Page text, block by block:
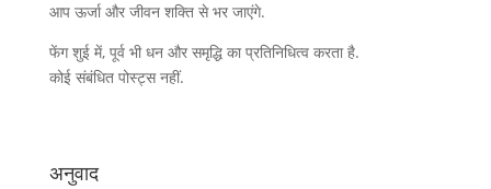
आप ऊर्जा और जीवन शक्ति से भर जाएंगे.
फेंग शुई में, पूर्व भी धन और समृद्धि का प्रतिनिधित्व करता है.
कोई संबंधित पोस्ट्स नहीं.
अनुवाद